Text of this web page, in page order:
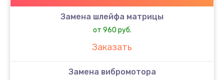
Замена шлейфа матрицы
от 960 руб.
Заказать
Замена вибромотора